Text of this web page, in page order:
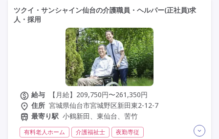
ツクイ・サンシャイン仙台の介護職員・ヘルパー(正社員)求
人・採用
給与
【月給】209,750円〜261,350円
住所 宮城県仙台市宮城野区新田東2-12-7
最寄り駅 小鶴新田、東仙台、苦竹
有料老人ホーム 介護福祉士
夜勤専従